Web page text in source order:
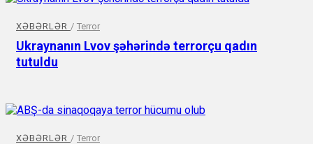
XƏBƏRLƏR / Terror
Ukraynanın Lvov şəhərində terrorçu qadın
tutuldu
XƏBƏRLƏR / Terror